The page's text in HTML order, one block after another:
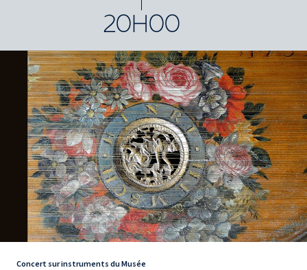
20H00
Concert sur instruments du Musée